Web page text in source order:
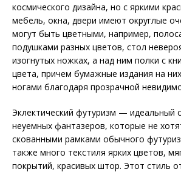
космического дизайна, но с яркими
мебель, окна, двери имеют округлые
могут быть цветными, например,
подушками разных цветов, стол
изогнутых ножках, а над ним полки с
цвета, причем бумажные издания на
ногами благодаря прозрачной
Эклектический футуризм — идеальный
неуемных фантазеров, которые не
скованными рамками обычного
также много текстиля ярких цветов,
покрытий, красивых штор. Этот стиль